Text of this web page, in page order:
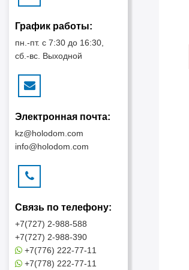
График работы:
пн.-пт. с 7:30 до 16:30,
сб.-вс. Выходной
Электронная почта:
kz@holodom.com
info@holodom.com
Связь по телефону:
+7(727) 2-988-588
+7(727) 2-988-390
+7(776) 222-77-11
+7(778) 222-77-11